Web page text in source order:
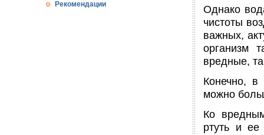
Рекомендации
Однако
чистоты
важных,
организм
вредные,
Конечно,
можно
Ко
ртуть и